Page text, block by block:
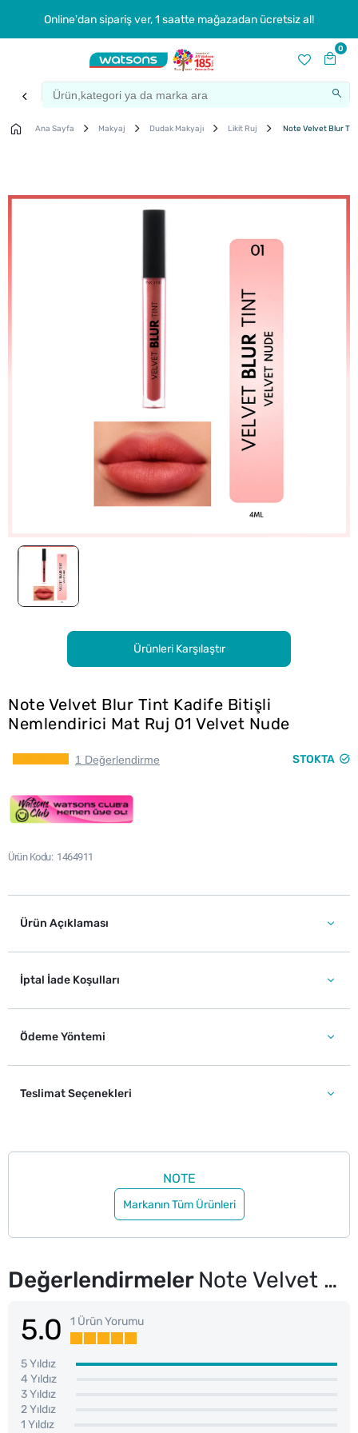
Online'dan sipariş ver, 1 saatte mağazadan ücretsiz al!
0
Ana Sayfa Makyaj Dudak Makyajı Likit Ruj Note Velvet Blur
Ürünleri Karşılaştır
Note Velvet Blur Tint Kadife Bitişli
Nemlendirici Mat Ruj 01 Velvet Nude
1 Değerlendirme STOKTA
Ürün Kodu 1464911
Ürün Açıklaması
İptal İade Koşulları
Ödeme Yöntemi
Teslimat Seçenekleri
NOTE
Markanın Tüm Ürünleri
Değerlendirmeler Note Velvet Blur Tint Kadife Bitişli Nemlendirici Mat Ruj 01 Velvet Nude
5.0 1 Ürün Yorumu
5 Yıldız
4 Yıldız
3 Yıldız
2 Yıldız
1 Yıldız